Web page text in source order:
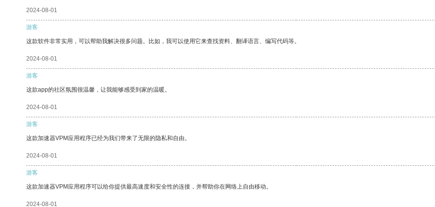
2024-08-01
游客
这款软件非常实用，可以帮助我解决很多问题。比如，我可以使用它来查找资料、翻译语言、编写代码等。
2024-08-01
游客
这款app的社区氛围很温馨，让我能够感受到家的温暖。
2024-08-01
游客
这款加速器VPM应用程序已经为我们带来了无限的隐私和自由。
2024-08-01
游客
这款加速器VPM应用程序可以给你提供最高速度和安全性的连接，并帮助你在网络上自由移动。
2024-08-01